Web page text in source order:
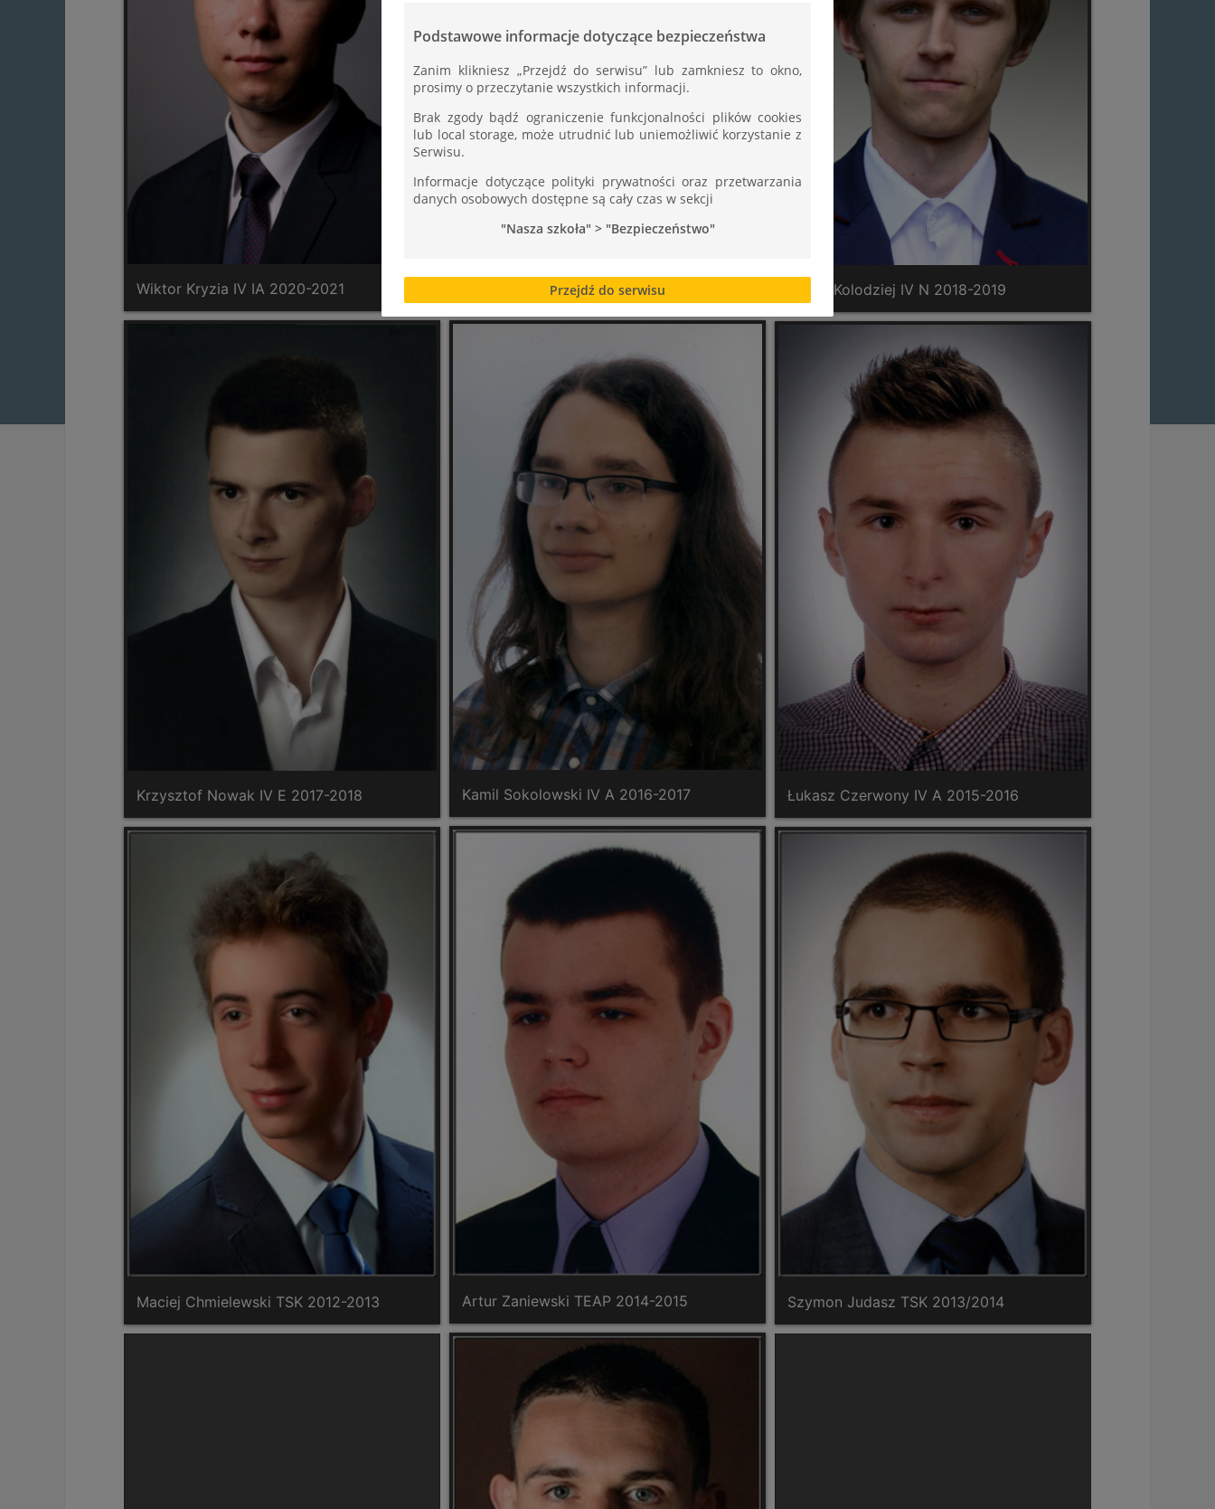
Wiktor Kryzia IV IA 2020-2021 Katarzyna Tarasek IV A 2019-2020 Jakub Kolodziej IV N 2018-2019
Krzysztof Nowak IV E 2017-2018 Kamil Sokolowski IV A 2016-2017 Łukasz Czerwony IV A 2015-2016
Artur Zaniewski TEAP 2014-2015
Maciej Chmielewski TSK 2012-2013 Szymon Judasz TSK 2013/2014
Podstawowe informacje dotyczące bezpieczeństwa
Zanim klikniesz „Przejdź do serwisu” lub zamkniesz to okno,
prosimy o przeczytanie wszystkich informacji.
Brak zgody bądź ograniczenie funkcjonalności plików cookies
lub local storage, może utrudnić lub uniemożliwić korzystanie z
Serwisu.
Informacje dotyczące polityki prywatności oraz przetwarzania
danych osobowych dostępne są cały czas w sekcji
"Nasza szkoła" > "Bezpieczeństwo"
Przejdź do serwisu